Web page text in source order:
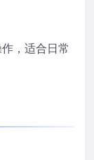
，适合日常